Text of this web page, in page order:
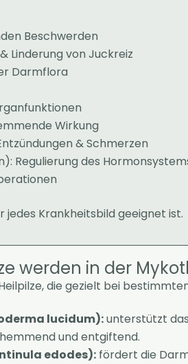
Beschwerden
Linderung von Juckreiz
Darmflora
Wirkung
& Schmerzen
Regulierung des
jedes Krankheitsbild geeignet ist.
werden in der
die gezielt bei
lucidum):unterstützt
und entgiftend.
edodes): fördert die